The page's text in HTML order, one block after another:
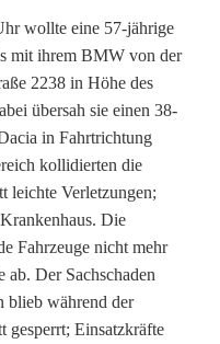
wollte eine 57-jährige
mit ihrem BMW von der
2238 in Höhe des
übersah sie einen 38-
in Fahrtrichtung
kollidierten die
leichte Verletzungen;
Die
Fahrzeuge nicht mehr
ab. Der Sachschaden
blieb während der
gesperrt; Einsatzkräfte